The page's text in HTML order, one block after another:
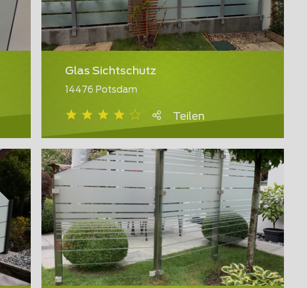
Glas Sichtschutz
14476 Potsdam
Teilen